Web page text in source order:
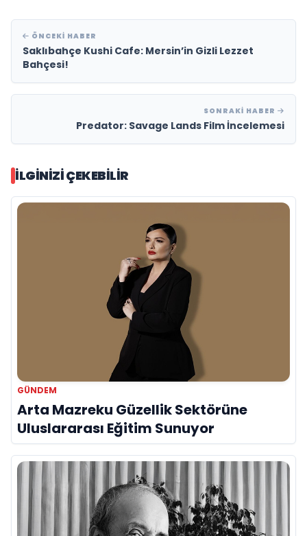
ÖNCEKI HABER
Saklıbahçe Kushi Cafe: Mersin’in Gizli Lezzet
Bahçesi!
SONRAKI HABER
Predator: Savage Lands Film İncelemesi
İLGINIZI ÇEKEBILIR
GÜNDEM
Arta Mazreku Güzellik Sektörüne
Uluslararası Eğitim Sunuyor